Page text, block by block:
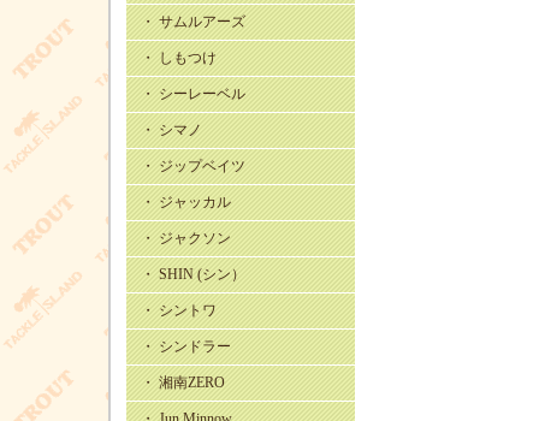
・ サムルアーズ
・ しもつけ
・ シーレーベル
・ シマノ
・ ジップベイツ
・ ジャッカル
・ ジャクソン
・ SHIN (シン）
・ シントワ
・ シンドラー
・ 湘南ZERO